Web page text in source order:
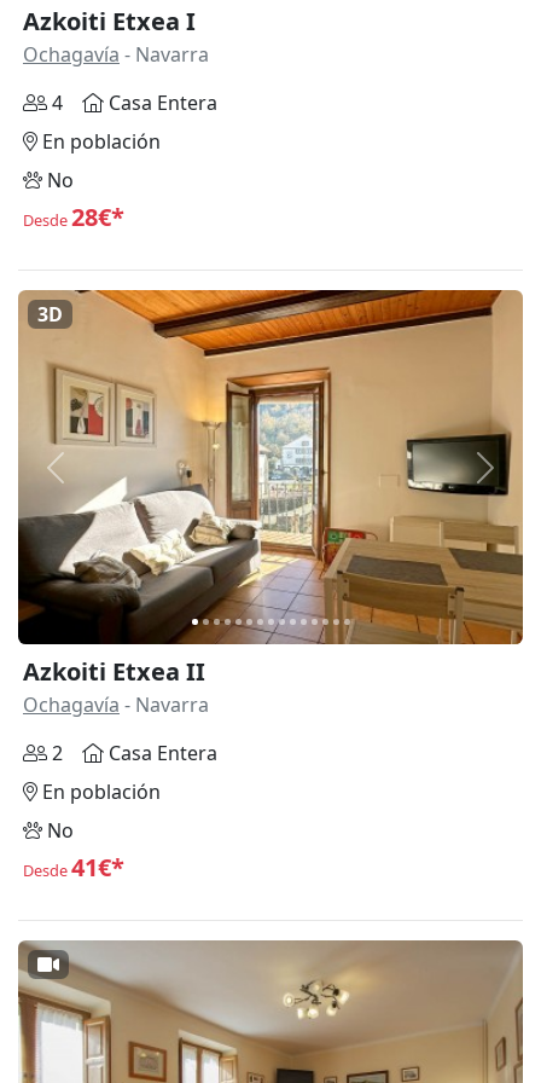
Azkoiti Etxea I
Ochagavía - Navarra
4
Casa Entera
En población
No
Desde28€*
Anterior
3D
Azkoiti Etxea II
Ochagavía - Navarra
2
Casa Entera
En población
No
Desde41€*